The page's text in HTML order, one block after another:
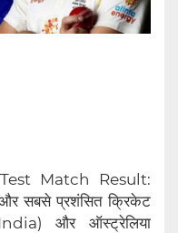
Match Result:
सबसे प्रशंसित क्रिकेट
और ऑस्ट्रेलिया